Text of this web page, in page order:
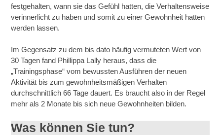
festgehalten, wann sie das Gefühl hatten, die Verhaltensweise
verinnerlicht zu haben und somit zu einer Gewohnheit hatten
werden lassen.
Im Gegensatz zu dem bis dato häufig vermuteten Wert von
30 Tagen fand Phillippa Lally heraus, dass die
„Trainingsphase“ vom bewussten Ausführen der neuen
Aktivität bis zum gewohnheitsmäßigen Verhalten
durchschnittlich 66 Tage dauert. Es braucht also in der Regel
mehr als 2 Monate bis sich neue Gewohnheiten bilden.
Was können Sie tun?